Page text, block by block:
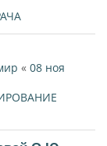
« 08 ноя